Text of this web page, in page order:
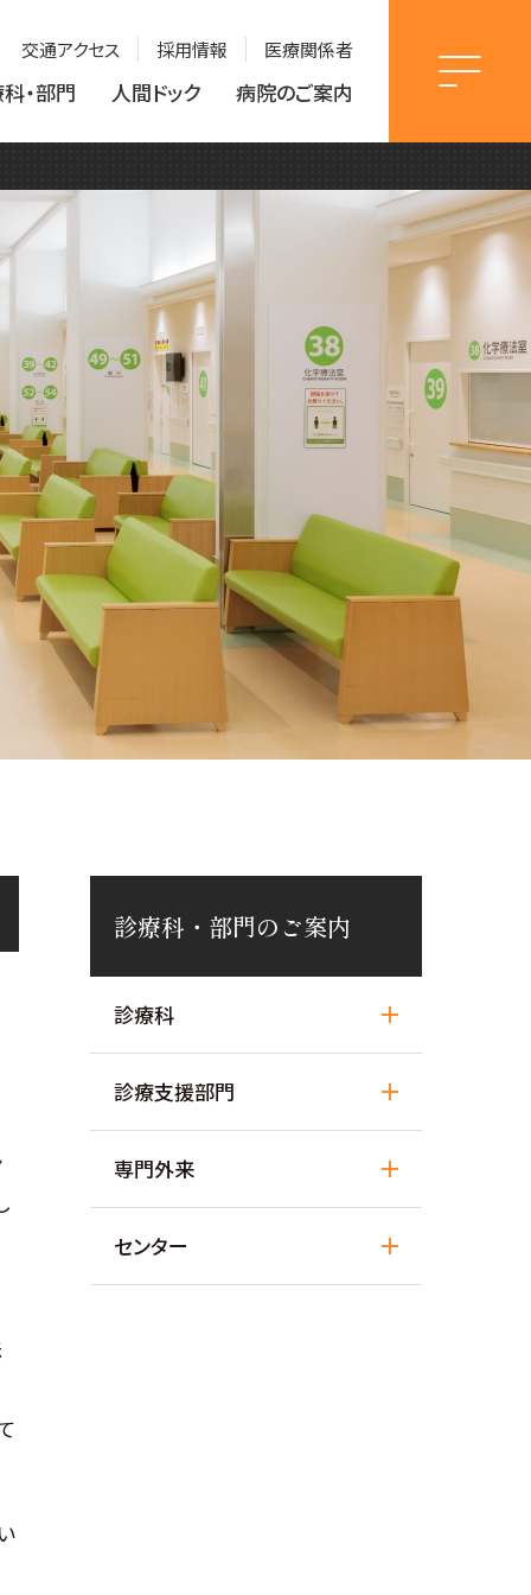
交通アクセス 採用情報 医療関係者
・部門 人間ドック 病院のご案内
診療科・部門のご案内
診療科
診療支援部門
専門外来
センター